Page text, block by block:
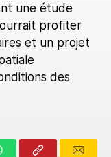
une étude
profiter
et un projet
des